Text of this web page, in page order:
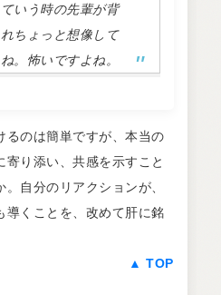
いう時の先輩が背
ちょっと想像して
。怖いですよね。
るのは簡単ですが、本当の
り添い、共感を示すこと
自分のリアクションが、
導くことを、改めて肝に銘
▲ TOP